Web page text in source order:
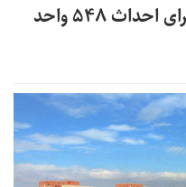
اختصاص 360 میلیارد ریال برای احداث 548 واحد